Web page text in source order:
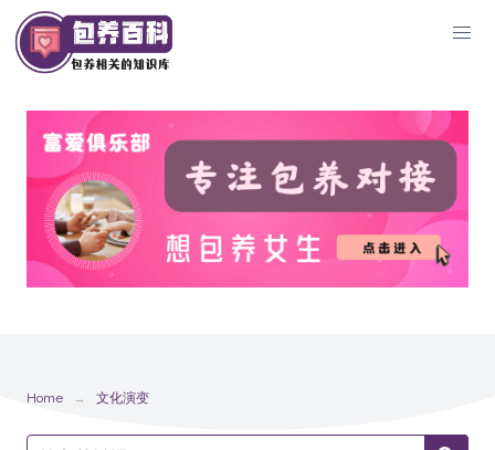
Skip
to
content
Home 文化演变